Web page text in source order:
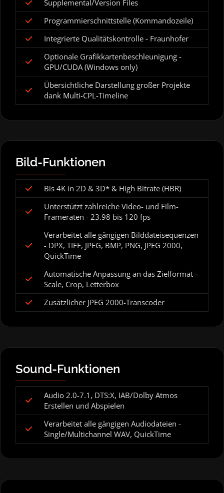
Supplemental/Version Files
Programmierschnittstelle (Kommandozeile)
Integrierte Qualitätskontrolle - Fraunhofer
Optionale Grafikkartenbeschleunigung -
GPU/CUDA (Windows only)
Übersichtliche Darstellung großer Projekte
dank Multi-CPL-Timeline
Bild-Funktionen
Bis 4K in 2D & 3D* & High Bitrate (HBR)
Unterstützt zahlreiche Video- und Film-
Frameraten - 23.98 bis 120 fps
Verarbeitet alle gängigen Bilddateisequenzen
- DPX, TIFF, JPEG, BMP, PNG, JPEG 2000,
QuickTime
Automatische Anpassung an das Zielformat -
Scale, Crop, Letterbox
Zusätzlicher JPEG 2000-Transcoder
Sound-Funktionen
Audio 2.0-7.1, DTS:X, IAB/Dolby Atmos
Erstellen und Abspielen
Verarbeitet alle gängigen Audiodateien -
Single/Multichannel WAV, QuickTime